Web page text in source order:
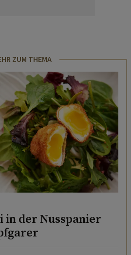
ZUM THEMA
in der Nusspanier